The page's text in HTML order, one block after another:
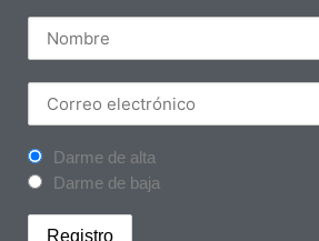
Darme de alta
Darme de baja